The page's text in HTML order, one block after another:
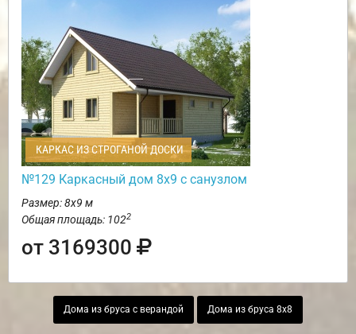
КАРКАС ИЗ СТРОГАНОЙ ДОСКИ
№129 Каркасный дом 8х9 с санузлом
Размер: 8х9 м
Общая площадь: 1022
от 3169300
Дома из бруса с верандой Дома из бруса 8х8